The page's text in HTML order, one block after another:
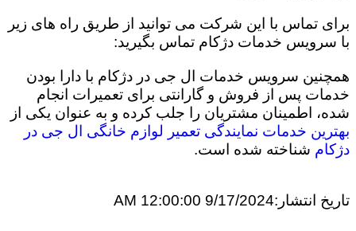
برای تماس با این شرکت می توانید از طریق راه های زیر
با سرویس خدمات دژکام تماس بگیرید:
همچنین سرویس خدمات ال جی در دژکام با دارا بودن
خدمات پس از فروش و گارانتی برای تعمیرات انجام
شده، اطمینان مشتریان را جلب کرده و به عنوان یکی از
بهترین خدمات نمایندگی تعمیر لوازم خانگی ال جی در
دژکام شناخته شده است.
تاریخ انتشار:9/17/2024 12:00:00 AM